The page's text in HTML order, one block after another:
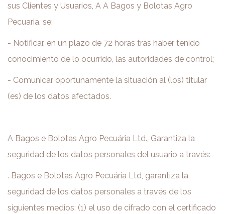
sus Clientes y Usuarios, A A Bagos y Bolotas Agro
Pecuaria, se:
- Notificar, en un plazo de 72 horas tras haber tenido
conocimiento de lo ocurrido, las autoridades de control;
- Comunicar oportunamente la situación al (los) titular
(es) de los datos afectados.
A Bagos e Bolotas Agro Pecuária Ltd., Garantiza la
seguridad de los datos personales del usuario a través:
. Bagos e Bolotas Agro Pecuária Ltd, garantiza la
seguridad de los datos personales a través de los
siguientes medios: (1) el uso de cifrado con el certificado